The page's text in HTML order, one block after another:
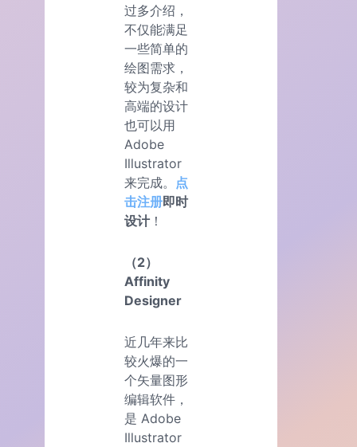
过多介绍，
不仅能满足
一些简单的
绘图需求，
较为复杂和
高端的设计
也可以用
Adobe
Illustrator
来完成。 点
击注册即时
设计！
（2）
Affinity
Designer
近几年来比
较火爆的一
个矢量图形
编辑软件，
是 Adobe
Illustrator